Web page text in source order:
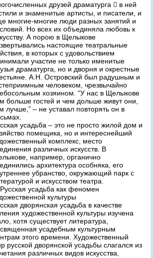
друзей драматурга  в ней
и знаменитые артисты, и писатели, и
многие-многие люди разных занятий и
Но всех их объединяла любовь к
А порою в Щелыкове
настоящие театральные
в которых с удовольствием
участие не только именитые
драматурга, но и дворня и окрестные
А.Н. Островский был радушным и
человеком, чрезвычайно
хозяином. “У нас в Щелыкове
больше гостей и чем дольше живут они,
лучше,” – не уставал повторять он в
усадьба – это не просто жилой дом и
помещика, но и интереснейший
комплекс, место
различных искусств. В
например, органично
архитектура особняка, его
убранство, окружающий парк с
и искусством театра.
усадьба как феномен
культуры
дворянская усадьба в качестве
художественной культуры изучена
хотя существует литература,
усадебным культурным
этого времени. Художественный
русской дворянской усадьбы слагался из
различных видов искусства,